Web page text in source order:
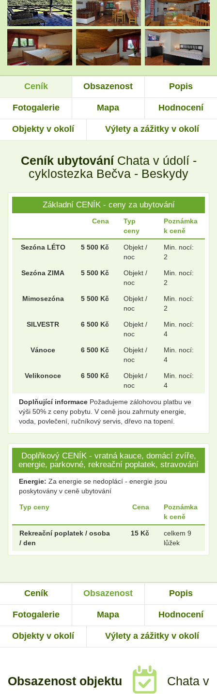
Ceník Obsazenost Popis
Fotogalerie Mapa Hodnocení
Objekty v okolí Výlety a zážitky v okolí
Ceník ubytování Chata v údolí -
cyklostezka Bečva - Beskydy
Základní CENÍK - ceny za ubytování
Cena
Typ
ceny
Poznámka
k ceně
Sezóna LÉTO 5 500 Kč
Objekt /
noc
Min. nocí:
2
Sezóna ZIMA 5 500 Kč
Objekt /
noc
Min. nocí:
2
Mimosezóna 5 500 Kč
Objekt /
noc
Min. nocí:
2
SILVESTR 6 500 Kč
Objekt /
noc
Min. nocí:
4
Vánoce 6 500 Kč
Objekt /
noc
Min. nocí:
4
Velikonoce 6 500 Kč
Objekt /
noc
Min. nocí:
4
Doplňující informace Požadujeme zálohovou platbu ve
výši 50% z ceny pobytu. V ceně jsou zahrnuty energie,
voda, povlečení­, ruční­kový servis, dřevo na topení­.
Doplňkový CENÍK - vratná kauce, domácí zvíře,
energie, parkovné, rekreační poplatek, stravování
Energie: Za energie se nedoplácí - energie jsou
poskytovány v ceně ubytování
Typ ceny Cena
Poznámka
k ceně
Rekreační poplatek / osoba
/ den
15 Kč
celkem 9
lůžek
Ceník Obsazenost Popis
Fotogalerie Mapa Hodnocení
Objekty v okolí Výlety a zážitky v okolí
Obsazenost objektu
Chata v